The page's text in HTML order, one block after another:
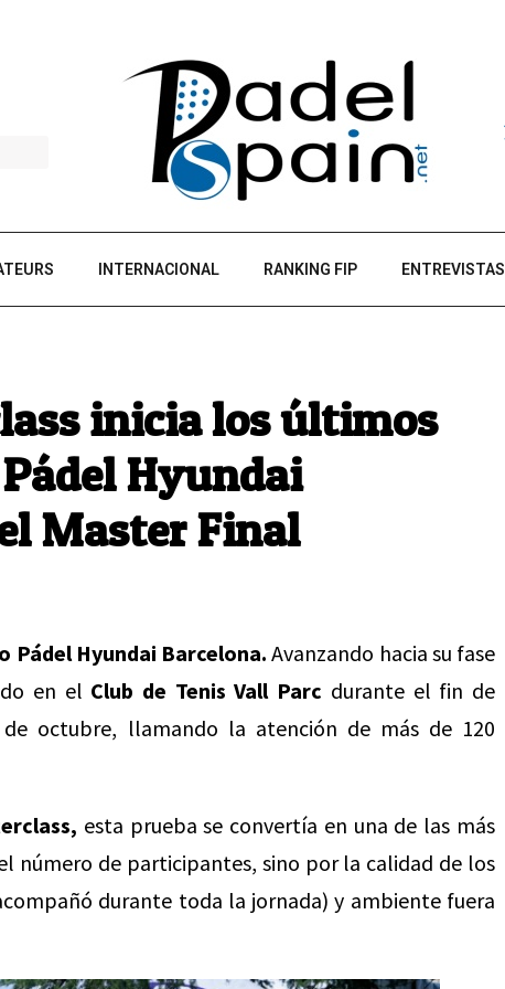
INTERNACIONAL RANKING FIP ENTREVISTAS
inicia los últimos
Hyundai
Master Final
Pádel Hyundai Barcelona. Avanzando hacia su fase
en el Club de Tenis Vall Parc durante el fin de
octubre, llamando la atención de más de 120
esta prueba se convertía en una de las más
número de participantes, sino por la calidad de los
durante toda la jornada) y ambiente fuera